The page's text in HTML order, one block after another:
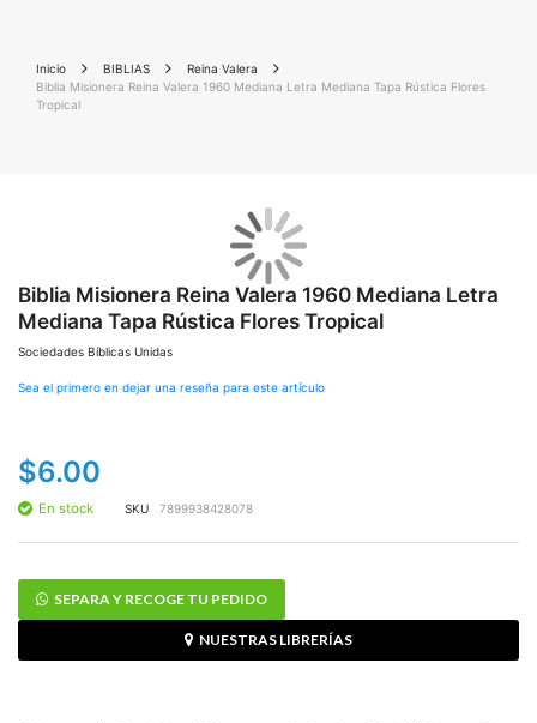
Inicio BIBLIAS
Reina Valera
Biblia Misionera Reina Valera 1960 Mediana Letra Mediana Tapa Rústica Flores
Tropical
final
la
Biblia Misionera Reina Valera 1960 Mediana Letra
Mediana Tapa Rústica Flores Tropical
Sociedades Bíblicas Unidas
Sea el primero en dejar una reseña para este artículo
$6.00
En stock SKU 7899938428078
SEPARA Y RECOGE TU PEDIDO
NUESTRAS LIBRERÍAS